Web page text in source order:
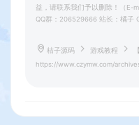
益，请联系我们予以删除！（E-
QQ群：206529666 站长：橘子
桔子源码 游戏教程
https://www.czymw.com/